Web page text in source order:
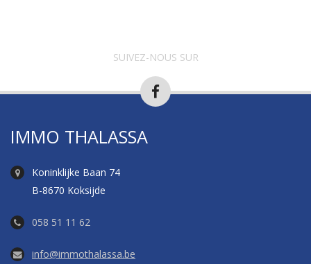
SUIVEZ-NOUS SUR
IMMO THALASSA
Koninklijke Baan 74
B-8670 Koksijde
058 51 11 62
info@immothalassa.be